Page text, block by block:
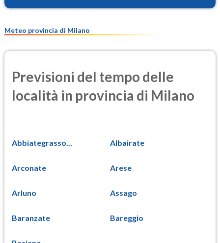
Meteo provincia di Milano
Previsioni del tempo delle
località in provincia di Milano
Abbiategrasso... Albairate
Arconate Arese
Arluno Assago
Baranzate Bareggio